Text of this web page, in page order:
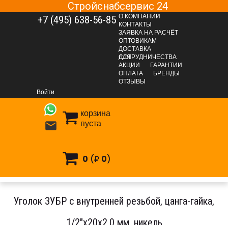
Стройснабсервис 24
+7 (495) 638-56-85 О КОМПАНИИ
КОНТАКТЫ
ЗАЯВКА НА РАСЧЁТ
ОПТОВИКАМ
ДОСТАВКА
ДЛЯ СОТРУДНИЧЕСТВА
АКЦИИ
ГАРАНТИИ
ОПЛАТА
БРЕНДЫ
ОТЗЫВЫ
Войти

корзина
пуста
0 (₽ 0)
Водоснабжение
Трубы и фитинги
Трубы и фитинги PP-R полипропиленовые напорные
Трубы и фитинги PP-R РосТурПласт
Уголок ЗУБР с внутренней резьбой, цанга-гайка, 1/2″х20х2,0
Уголок ЗУБР с внутренней резьбой, цанга-гайка,
1/2″х20х2,0 мм, никель